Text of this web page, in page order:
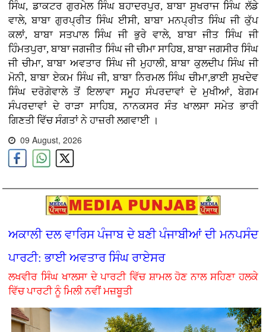
ਸਿੰਘ, ਡਾਕਟਰ ਗੁਰਮੇਲ ਸਿੰਘ ਬਹਾਦਰਪੁਰ, ਬਾਬਾ ਸੁਖਰਾਜ ਸਿੰਘ ਲੱਡੇ
ਵਾਲੇ, ਬਾਬਾ ਗੁਰਪ੍ਰੀਤ ਸਿੰਘ ਈਸੀ, ਬਾਬਾ ਮਨਪ੍ਰੀਤ ਸਿੰਘ ਜੀ ਕੁੱਪ
ਕਲਾਂ, ਬਾਬਾ ਸਤਪਾਲ ਸਿੰਘ ਜੀ ਭੁਰੇ ਵਾਲੇ, ਬਾਬਾ ਜੀਤ ਸਿੰਘ ਜੀ
ਹਿੰਮਤਪੁਰਾ, ਬਾਬਾ ਜਗਜੀਤ ਸਿੰਘ ਜੀ ਚੀਮਾ ਸਾਹਿਬ, ਬਾਬਾ ਜਗਸੀਰ ਸਿੰਘ
ਜੀ ਚੀਮਾ, ਬਾਬਾ ਅਵਤਾਰ ਸਿੰਘ ਜੀ ਮੁਹਾਲੀ, ਬਾਬਾ ਕੁਲਦੀਪ ਸਿੰਘ ਜੀ
ਮੋਨੀ, ਬਾਬਾ ਏਕਮ ਸਿੰਘ ਜੀ, ਬਾਬਾ ਨਿਰਮਲ ਸਿੰਘ ਚੀਮਾ,ਭਾਈ ਸੁਖਦੇਵ
ਸਿੰਘ ਦਰੋਗੇਵਾਲੇ ਤੋਂ ਇਲਾਵਾ ਸਮੂਹ ਸੰਪਰਦਾਵਾਂ ਦੇ ਮੁਖੀਆਂ, ਬੇਗਮ
ਸੰਪਰਦਾਵਾਂ ਦੇ ਰਾੜਾ ਸਾਹਿਬ, ਨਾਨਕਸਰ ਸੰਤ ਖਾਲਸਾ ਸਮੇਤ ਭਾਰੀ
ਗਿਣਤੀ ਵਿੱਚ ਸੰਗਤਾਂ ਨੇ ਹਾਜ਼ਰੀ ਲਗਵਾਈ ।
09 August, 2026
ਅਕਾਲੀ ਦਲ ਵਾਰਿਸ ਪੰਜਾਬ ਦੇ ਬਣੀ ਪੰਜਾਬੀਆਂ ਦੀ ਮਨਪਸੰਦ
ਪਾਰਟੀ: ਭਾਈ ਅਵਤਾਰ ਸਿੰਘ ਰਾਏਸਰ
ਲਖਵੀਰ ਸਿੰਘ ਖਾਲਸਾ ਦੇ ਪਾਰਟੀ ਵਿੱਚ ਸ਼ਾਮਲ ਹੋਣ ਨਾਲ ਸਹਿਣਾ ਹਲਕੇ
ਵਿੱਚ ਪਾਰਟੀ ਨੂੰ ਮਿਲੀ ਨਵੀਂ ਮਜ਼ਬੂਤੀ